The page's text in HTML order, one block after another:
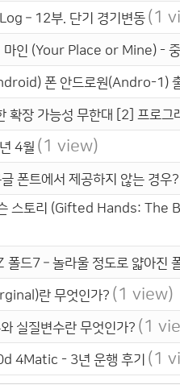
– 12부. 단기 경기변동 (1
마인 (Your Place or Mine) -
폰 안드로원(Andro-1)
장 가능성 무한대 [2] 프로그
4월 (1 view)
폰트에서 제공하지 않는 경
스토리 (Gifted Hands: The
드7 – 놀라울 정도로 얇아진
란 무엇인가? (1 view)
실질변수란 무엇인가? (1
4Matic - 3년 운행 후기 (1